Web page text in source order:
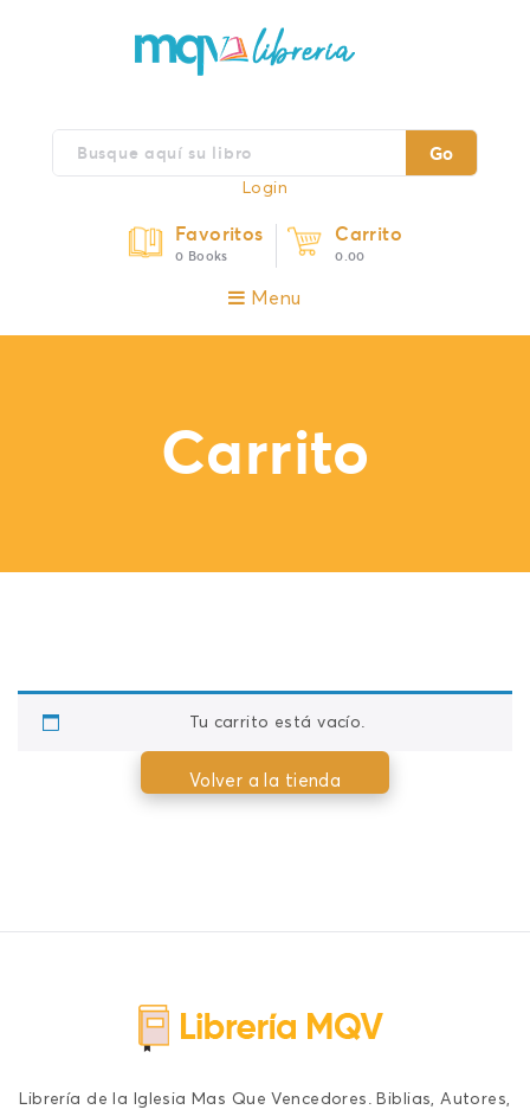
Go
Login
Favoritos
0 Books
Carrito
0.00
Menu
Carrito
Tu carrito está vacío.
Volver a la tienda
Librería de la Iglesia Mas Que Vencedores. Biblias, Autores,